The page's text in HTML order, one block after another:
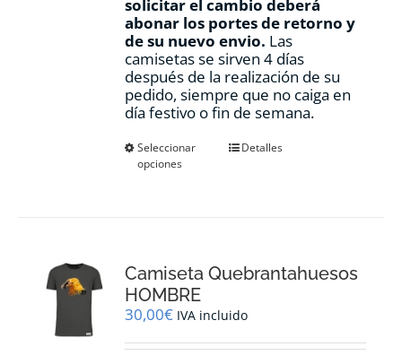
solicitar el cambio deberá
abonar los portes de retorno y
de su nuevo envio. Las
camisetas se sirven 4 días
después de la realización de su
pedido, siempre que no caiga en
día festivo o fin de semana.
Seleccionar
opciones
Este
se
elegir
la
Detalles
Camiseta Quebrantahuesos
HOMBRE
30,00€ IVA incluido